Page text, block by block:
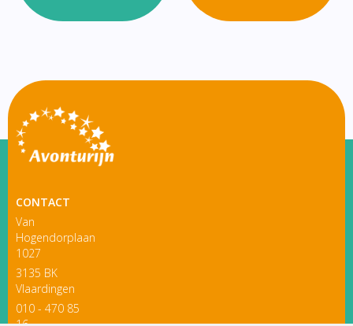
CONTACT
Van
Hogendorplaan
1027
3135 BK
Vlaardingen
010 - 470 85